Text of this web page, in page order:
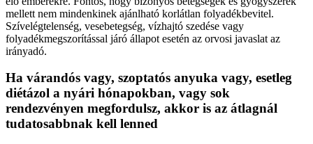
mellett nem mindenkinek ajánlható korlátlan folyadékbevitel.
Szívelégtelenség, vesebetegség, vízhajtó szedése vagy
folyadékmegszorítással járó állapot esetén az orvosi javaslat az
irányadó.
Ha várandós vagy, szoptatós anyuka vagy, esetleg
diétázol a nyári hónapokban, vagy sok
rendezvényen megfordulsz, akkor is az átlagnál
tudatosabbnak kell lenned